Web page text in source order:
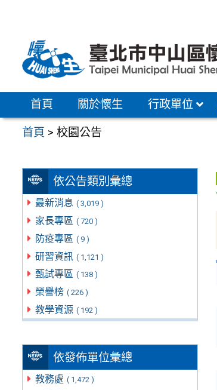
區
首頁 關於懷生 行政單位
首頁 >校園公告
依公告類別彙總
最新消息 ( 3,019 )
家長專區 ( 720 )
防疫專區 ( 9 )
研習資訊 ( 1,121 )
甄試專區 ( 138 )
榮譽榜 ( 226 )
教學資源 ( 192 )
依發佈單位彙總
教務處 ( 1,472 )